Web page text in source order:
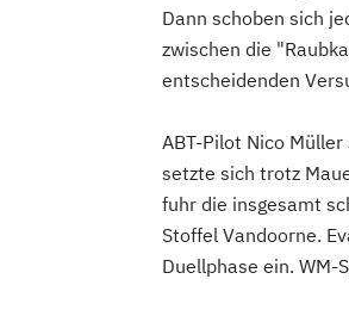
Dann schoben sich
zwischen die
entscheidenden
ABT-Pilot Nico
setzte sich trotz
fuhr die insgesamt
Stoffel Vandoorne.
Duellphase ein.